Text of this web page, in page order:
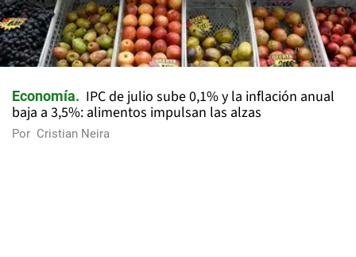
Economía
IPC de julio sube 0,1% y la inflación anual
baja a 3,5%: alimentos impulsan las alzas
Por Cristian Neira